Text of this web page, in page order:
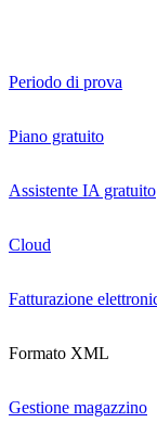
Periodo di prova
Piano gratuito
Assistente IA gratuito
Cloud
Fatturazione
Formato XML
Gestione magazzino